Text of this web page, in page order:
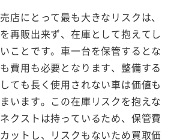
店にとって最も大きなリスクは、
再販出来ず、在庫として抱えてし
ことです。車一台を保管するとな
費用も必要となります、整備する
ても長く使用されない車は価値も
います。この在庫リスクを抱えな
クストは持っているため、保管費
ットし、リスクもないため買取価